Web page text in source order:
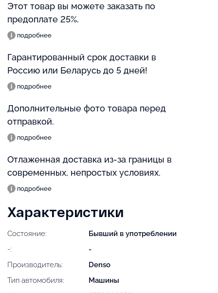
Этот товар вы можете заказать по
предоплате 25%.
подробнее
Гарантированный срок доставки в
Россию или Беларусь до 5 дней!
подробнее
Дополнительные фото товара перед
отправкой.
подробнее
Отлаженная доставка из-за границы в
современных, непростых условиях.
подробнее
Характеристики
Состояние:
Бывший в употреблении
-:
-
Производитель:
Denso
Тип автомобиля:
Машины